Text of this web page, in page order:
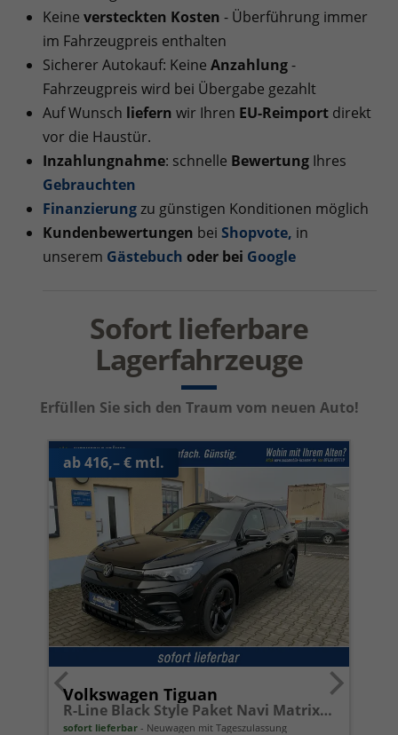
Keine versteckten Kosten - Überführung immer
im Fahrzeugpreis enthalten
Sicherer Autokauf: Keine Anzahlung-
Fahrzeugpreis wird bei Übergabe gezahlt
Auf Wunsch liefern wir Ihren EU-Reimport direkt
vor die Haustür.
Inzahlungnahme: schnelle Bewertung Ihres
Gebrauchten
Finanzierungzu günstigen Konditionen möglich
Kundenbewertungen bei Shopvote, in
unserem Gästebuch oder bei Google
Sofort lieferbare
Lagerfahrzeuge
Erfüllen Sie sich den Traum vom neuen Auto!
ab 416,– € mtl.
Volkswagen Tiguan
R-Line Black Style Paket Navi Matrix-LED ACC
sofort lieferbar Neuwagen mit Tageszulassung